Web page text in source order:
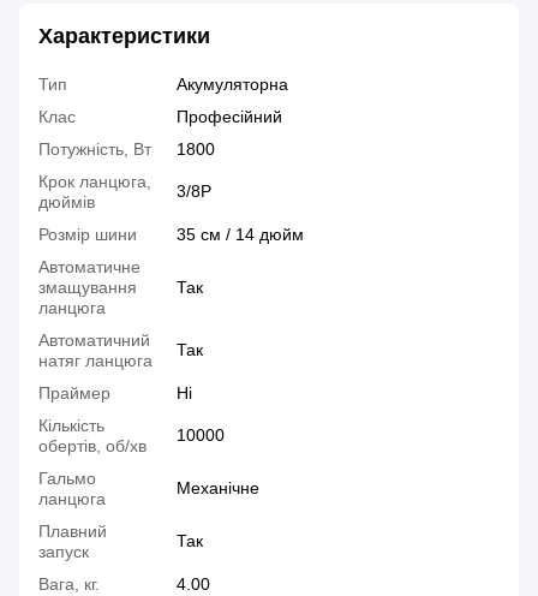
Характеристики
Тип
Акумуляторна
Клас
Професійний
Потужність, Вт
1800
Крок ланцюга,
дюймів
3/8P
Розмір шини
35 см / 14 дюйм
Автоматичне
змащування
ланцюга
Так
Автоматичний
натяг ланцюга
Так
Праймер
Ні
Кількість
обертів, об/хв
10000
Гальмо
ланцюга
Механічне
Плавний
запуск
Так
Вага, кг. 4.00